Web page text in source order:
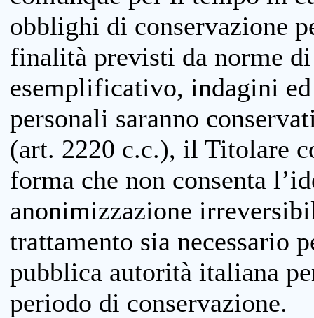
obblighi di conservazione
finalità previsti da norme
esemplificativo, indagini
personali saranno
(art. 2220 c.c.), il Titolare
forma che non consenta
anonimizzazione
trattamento sia necessario
pubblica autorità italiana
periodo di conservazione.